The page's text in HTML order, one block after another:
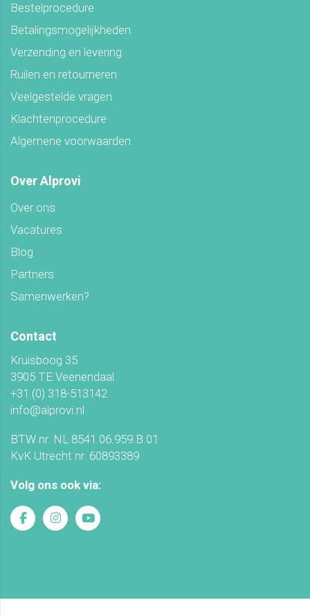
Bestelprocedure
Betalingsmogelijkheden
Verzending en levering
Ruilen en retourneren
Veelgestelde vragen
Klachtenprocedure
Algemene voorwaarden
Over Alprovi
Over ons
Vacatures
Blog
Partners
Samenwerken?
Contact
Kruisboog 35
3905 TE Veenendaal
+31 (0) 318-513142
info@alprovi.nl
BTW nr. NL 8541.06.959.B.01
KvK Utrecht nr. 60893389
Volg ons ook via: